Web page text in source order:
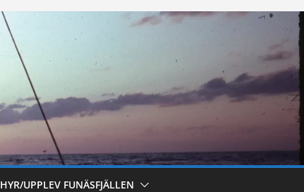
HYR/UPPLEV FUNÄSFJÄLLEN